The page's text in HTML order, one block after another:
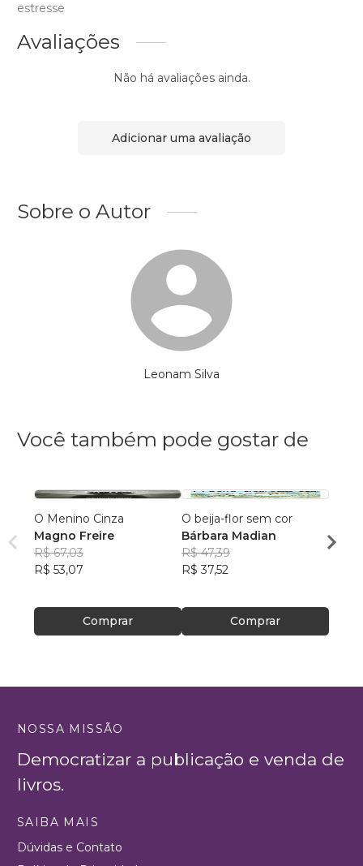
estresse
Avaliações
Não há avaliações ainda.
Adicionar uma avaliação
Sobre o Autor
Leonam Silva
Você também pode gostar de
O Menino Cinza
Magno Freire
R$ 67,03
R$ 53,07
Comprar
O beija-flor sem cor
Bárbara Madian
R$ 47,39
R$ 37,52
Comprar
E
NOSSA MISSÃO
Democratizar a publicação e venda de
livros.
SAIBA MAIS
Dúvidas e Contato